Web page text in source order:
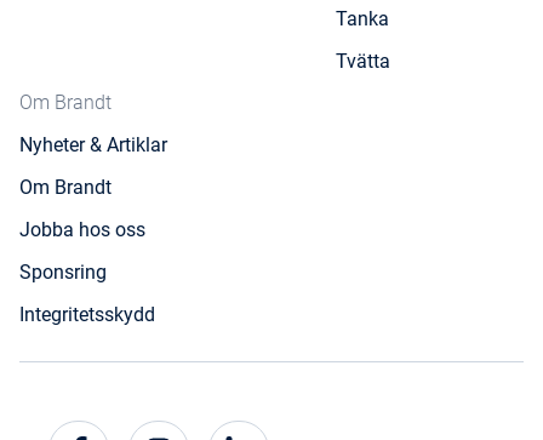
Tanka
Tvätta
Om Brandt
Nyheter & Artiklar
Om Brandt
Jobba hos oss
Sponsring
Integritetsskydd